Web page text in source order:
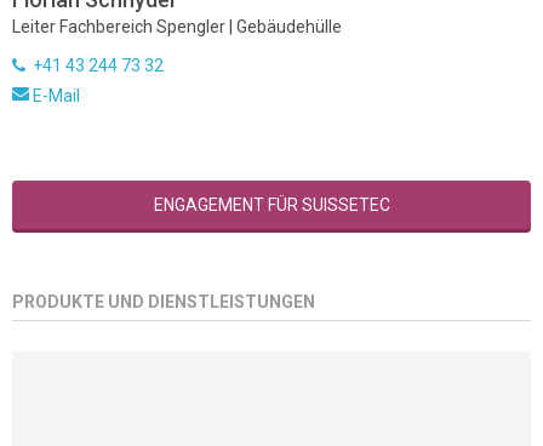
Leiter Fachbereich Spengler | Gebäudehülle
+41 43 244 73 32
E-Mail
ENGAGEMENT FÜR SUISSETEC
PRODUKTE UND DIENSTLEISTUNGEN